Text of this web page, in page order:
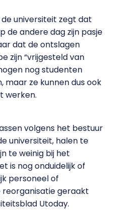
universiteit zegt dat
de andere dag zijn pasje
dat de ontslagen
zijn “vrijgesteld van
nog studenten
maar ze kunnen dus ook
werken.
volgens het bestuur
universiteit, halen te
te weinig bij het
is nog onduidelijk of
personeel of
geraakt
Utoday.